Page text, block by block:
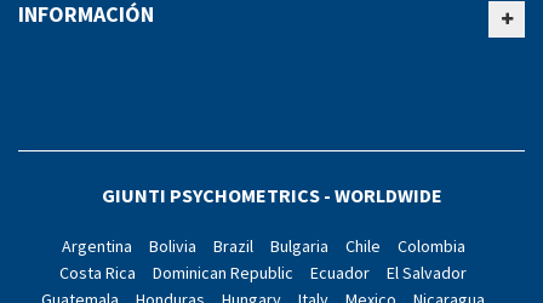
INFORMACIÓN
GIUNTI PSYCHOMETRICS - WORLDWIDE
Argentina Bolivia Brazil Bulgaria Chile
Colombia
Costa Rica
Dominican Republic Ecuador
El Salvador